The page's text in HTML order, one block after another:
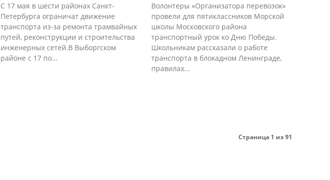
С 17 мая в шести районах Санкт-
Петербурга ограничат движение
транспорта из-за ремонта трамвайных
путей, реконструкции и строительства
инженерных сетей.В Выборгском
районе с 17 по...
Волонтеры «Организатора перевозок»
провели для пятиклассников Морской
школы Московского района
транспортный урок ко Дню Победы.
Школьникам рассказали о работе
транспорта в блокадном Ленинграде,
правилах...
Страница 1 из 91